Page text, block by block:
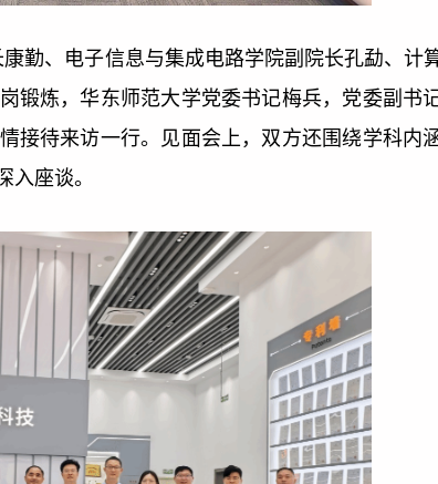
勤、电子信息与集成电路学院副院长孔勐、计
锻炼，华东师范大学党委书记梅兵，党委副书
接待来访一行。见面会上，双方还围绕学科内
座谈。